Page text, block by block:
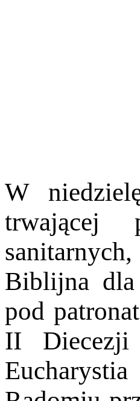
W
trwającej
Biblijna dla
pod
II Diecezji